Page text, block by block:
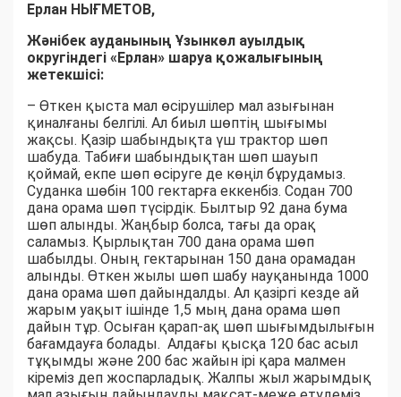
Ерлан НЫҒМЕТОВ,
Жәнібек ауданының Ұзынкөл ауылдық
округіндегі «Ерлан» шаруа қожалығының
жетекшісі:
– Өткен қыста мал өсірушілер мал азығынан
қиналғаны белгілі. Ал биыл шөптің шығымы
жақсы. Қазір шабындықта үш трактор шөп
шабуда. Табиғи шабындықтан шөп шауып
қоймай, екпе шөп өсіруге де көңіл бұрудамыз.
Суданка шөбін 100 гектарға еккенбіз. Содан 700
дана орама шөп түсірдік. Былтыр 92 дана бума
шөп алынды. Жаңбыр болса, тағы да орақ
саламыз. Қырлықтан 700 дана орама шөп
шабылды. Оның гектарынан 150 дана орамадан
алынды. Өткен жылы шөп шабу науқанында 1000
дана орама шөп дайындалды. Ал қазіргі кезде ай
жарым уақыт ішінде 1,5 мың дана орама шөп
дайын тұр. Осыған қарап-ақ шөп шығымдылығын
бағамдауға болады. Алдағы қысқа 120 бас асыл
тұқымды және 200 бас жайын ірі қара малмен
кіреміз деп жоспарладық. Жалпы жыл жарымдық